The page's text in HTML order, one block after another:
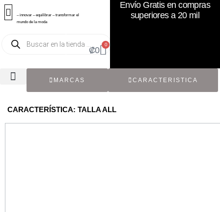
– innovar – equilibrar – transformar el
mundo de la moda
₡0
0
Envío Gratis en compras
superiores a 20 mil
MARCAS CARACTERISTICA
CARACTERÍSTICA: TALLA ALL